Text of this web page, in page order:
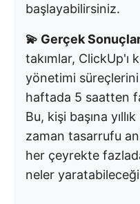
başlayabilirsiniz.
💫 Gerçek
takımlar, ClickUp'ı
yönetimi
haftada 5 saatten
Bu, kişi başına
zaman tasarrufu
her çeyrekte
neler